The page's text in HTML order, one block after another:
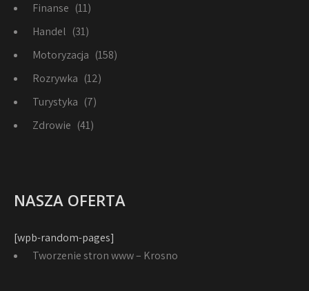
Finanse (11)
Handel (31)
Motoryzacja (158)
Rozrywka (12)
Turystyka (7)
Zdrowie (41)
NASZA OFERTA
[wpb-random-pages]
Tworzenie stron www – Krosno